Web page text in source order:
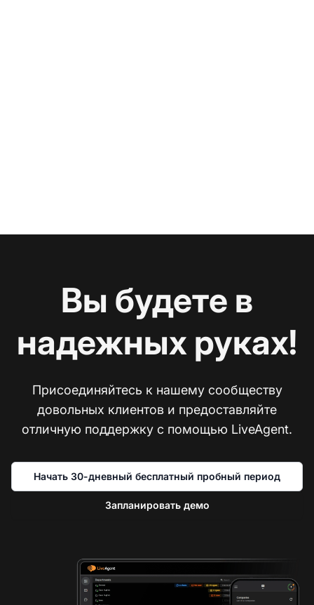
Вы будете в
надежных руках!
Присоединяйтесь к нашему сообществу
довольных клиентов и предоставляйте
отличную поддержку с помощью LiveAgent.
Начать 30-дневный бесплатный пробный период
Запланировать демо